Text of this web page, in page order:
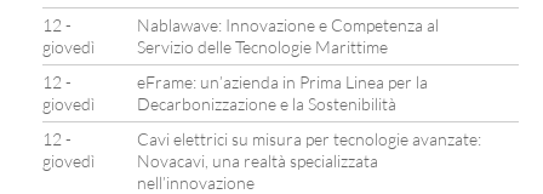
12 -
giovedì
Nablawave: Innovazione e Competenza al
Servizio delle Tecnologie Marittime
12 -
giovedì
eFrame: un’azienda in Prima Linea per la
Decarbonizzazione e la Sostenibilità
12 -
giovedì
Cavi elettrici su misura per tecnologie avanzate:
Novacavi, una realtà specializzata
nell’innovazione